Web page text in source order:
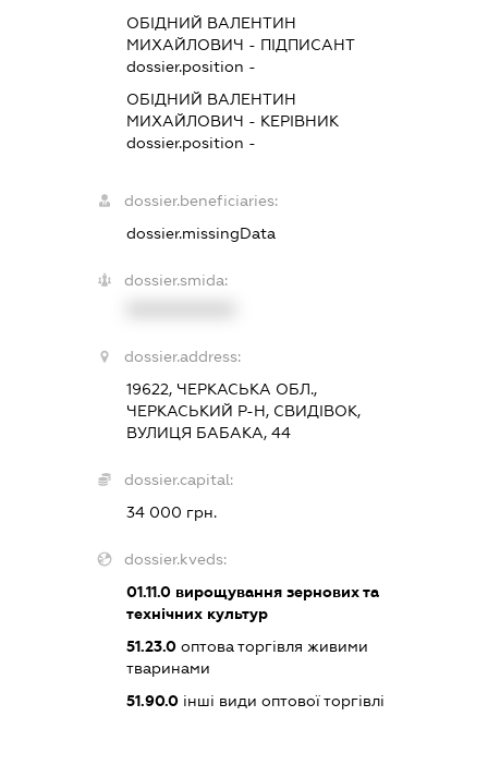
ОБІДНИЙ ВАЛЕНТИН
МИХАЙЛОВИЧ - ПІДПИСАНТ
dossier.position -
ОБІДНИЙ ВАЛЕНТИН
МИХАЙЛОВИЧ - КЕРІВНИК
dossier.position -
dossier.beneficiaries:
dossier.missingData
dossier.smida:
dossier.address:
19622, ЧЕРКАСЬКА ОБЛ.,
ЧЕРКАСЬКИЙ Р-Н, СВИДІВОК,
ВУЛИЦЯ БАБАКА, 44
dossier.capital:
34 000 грн.
dossier.kveds:
01.11.0вирощування зернових та
технічних культур
51.23.0оптова торгівля живими
тваринами
51.90.0інші види оптової торгівлі